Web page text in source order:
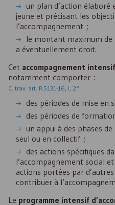
un plan d’action élaboré
jeune et précisant les
l’accompagnement ;
le montant maximum de
a éventuellement droit.
Cet accompagnement
notamment comporter :
C. trav. art. R 5131-16, I, 2°
des périodes de mise en
des périodes de
un appui à des phases
seul ou en collectif ;
des actions spécifiques
l’accompagnement social
actions portées par
contribuer à
Le programme intensif